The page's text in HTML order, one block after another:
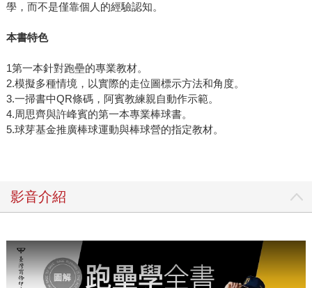
學，而不是僅靠個人的經驗認知。
本書特色
1第一本針對跑壘的專業教材。
2.模擬多種情境，以實際的走位圖標示方法和角度。
3.一掃書中QR條碼，阿賓教練親自動作示範。
4.周思齊與許峰賓的第一本專業棒球書。
5.球芽基金推廣棒球運動與棒球營的指定教材。
影音介紹